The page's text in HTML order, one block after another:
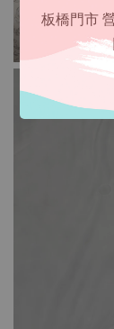
板橋門市